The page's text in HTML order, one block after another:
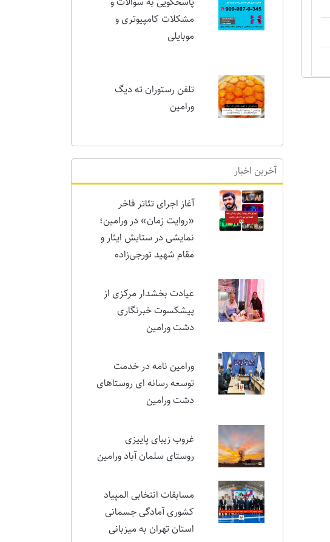
پاسخگویی به سوالات و
ورامین
آخرین اخبار
آغاز اجرای تئاتر فاخر
«روایت زمان» در ورامین؛
مقام شهید تورجی‌زاده
عیادت بخشدار مرکزی از
دشت ورامین
ورامین نامه در خدمت
دشت ورامین
روستای سلمان آباد ورامین
مسابقات انتخابی المپیاد